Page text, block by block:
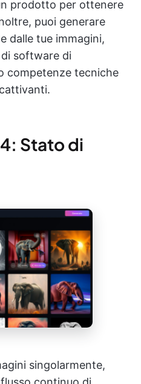
prodotto per ottenere
puoi generare
dalle tue immagini,
software di
competenze tecniche
Stato di
singolarmente,